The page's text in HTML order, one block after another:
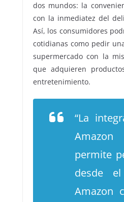
dos mundos: la
con la inmediatez del
Así, los consumidores
cotidianas como pedir
supermercado con la
que adquieren
entretenimiento.
“La
permite
desde
Amazon